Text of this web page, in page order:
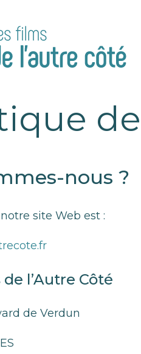
nous ?
notre site Web est :
l’Autre Côté
de Verdun